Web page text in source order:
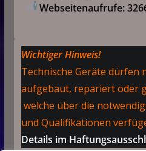
Webseitenaufrufe:
Wichtiger Hinweis!
Technische Geräte dürfen
aufgebaut, repariert oder
welche über die
und Qualifikationen
Details im